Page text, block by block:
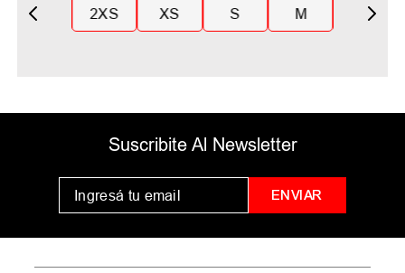
2XS XS S M
Suscribite Al Newsletter
ENVIAR